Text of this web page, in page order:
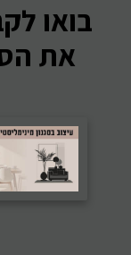
בואו
את